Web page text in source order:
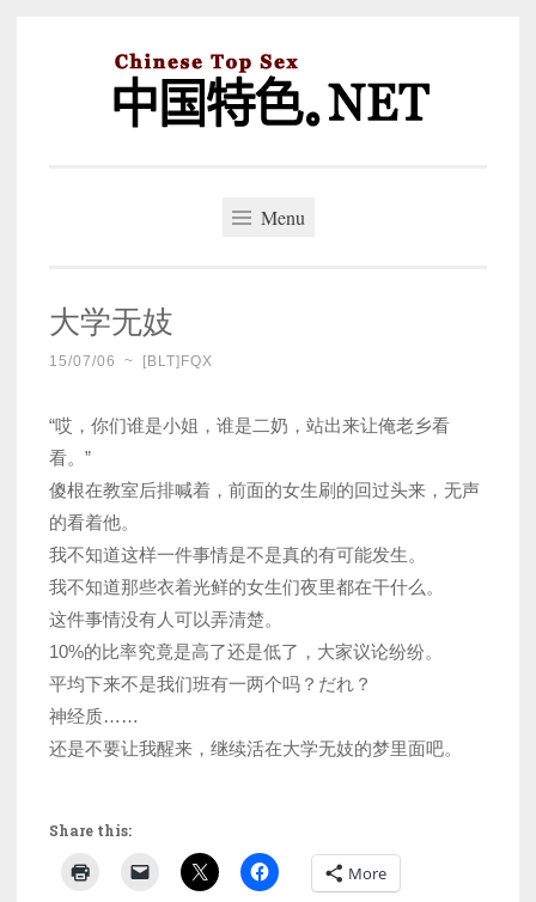
Menu
大学无妓
15/07/06 ~ [BLT]FQX
“哎，你们谁是小姐，谁是二奶，站出来让俺老乡看
看。”
傻根在教室后排喊着，前面的女生刷的回过头来，无声
的看着他。
我不知道这样一件事情是不是真的有可能发生。
我不知道那些衣着光鲜的女生们夜里都在干什么。
这件事情没有人可以弄清楚。
10%的比率究竟是高了还是低了，大家议论纷纷。
平均下来不是我们班有一两个吗？だれ？
神经质……
还是不要让我醒来，继续活在大学无妓的梦里面吧。
Share this:
More